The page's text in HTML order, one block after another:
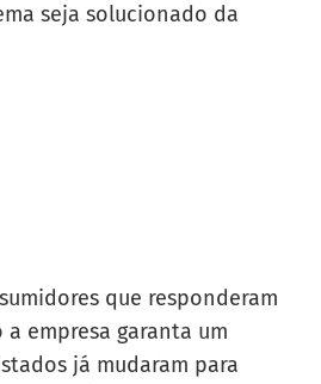
seja solucionado da
que responderam
empresa garanta um
já mudaram para